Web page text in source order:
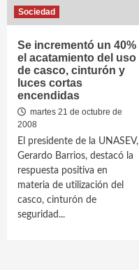
Sociedad
Se incrementó un 40%
el acatamiento del uso
de casco, cinturón y
luces cortas
encendidas
martes 21 de octubre de
2008
El presidente de la UNASEV,
Gerardo Barrios, destacó la
respuesta positiva en
materia de utilización del
casco, cinturón de
seguridad...